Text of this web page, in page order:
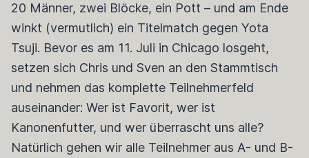
20 Männer, zwei Blöcke, ein Pott – und am Ende
winkt (vermutlich) ein Titelmatch gegen Yota
Tsuji. Bevor es am 11. Juli in Chicago losgeht,
setzen sich Chris und Sven an den Stammtisch
und nehmen das komplette Teilnehmerfeld
auseinander: Wer ist Favorit, wer ist
Kanonenfutter, und wer überrascht uns alle?
Natürlich gehen wir alle Teilnehmer aus A- und B-